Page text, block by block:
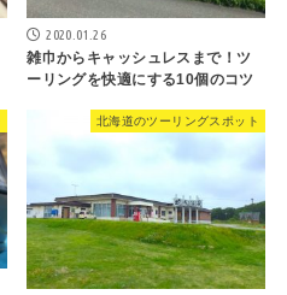
2020.01.26
雑巾からキャッシュレスまで！ツ
ーリングを快適にする10個のコツ
北海道のツーリングスポット